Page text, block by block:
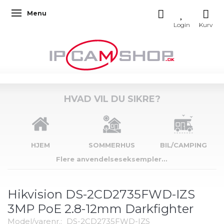
Skifte navigation
Menu
HVAD VIL DU SIKRE?
HJEM SOMMERHUS
BIL/CAMPING
Flere anvendelseseksempler...
Hikvision DS-2CD2735FWD-IZS
3MP PoE 2.8-12mm Darkfighter
Model/varenr.: DS-2CD2735FWD-IZS